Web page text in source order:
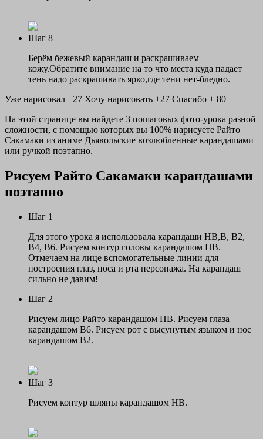
Шаг 8
Берём бежевый карандаш и раскрашиваем
кожу.Обратите внимание на то что места куда падает
тень надо раскрашивать ярко,где тени нет-бледно.
Уже нарисовал +27 Хочу нарисовать +27 Спасибо + 80
На этой странице вы найдете 3 пошаговых фото-урока разной
сложности, с помощью которых вы 100% нарисуете Райто
Сакамаки из аниме Дьявольские возлюбленные карандашами
или ручкой поэтапно.
Рисуем Райто Сакамаки карандашами
поэтапно
Шаг 1
Для этого урока я использовала карандаши НВ,В, В2,
В4, В6. Рисуем контур головы карандашом НВ.
Отмечаем на лице вспомогательные линии для
построения глаз, носа и рта персонажа. На карандаш
сильно не давим!
Шаг 2
Рисуем лицо Райто карандашом НВ. Рисуем глаза
карандашом В6. Рисуем рот с высунутым языком и нос
карандашом В2.
Шаг 3
Рисуем контур шляпы карандашом НВ.